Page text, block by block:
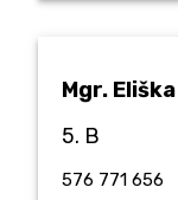
Mgr.
5. B
576 771 656